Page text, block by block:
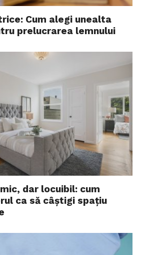
Cum alegi unealta
prelucrarea lemnului
dar locuibil: cum
ca să câștigi spațiu